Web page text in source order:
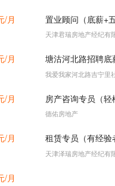
/月 置业顾问（底薪+五险+
天津君瑞房地产经纪有
/月 塘沽河北路招聘底薪
我爱我家河北路吉宁里
/月 房产咨询专员（轻松不
德佑房地产
/月 租赁专员（有经验者优先+
天津泽瑞房地产经纪有
/月